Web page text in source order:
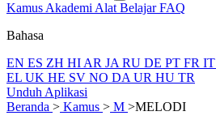
Kamus Akademi Alat BelajarFAQ
Bahasa
EN ES ZH HI AR JA RU DE PT FR IT
EL UK HE SV NO DA UR HU TR
Unduh Aplikasi
Beranda > Kamus > M >MELODI